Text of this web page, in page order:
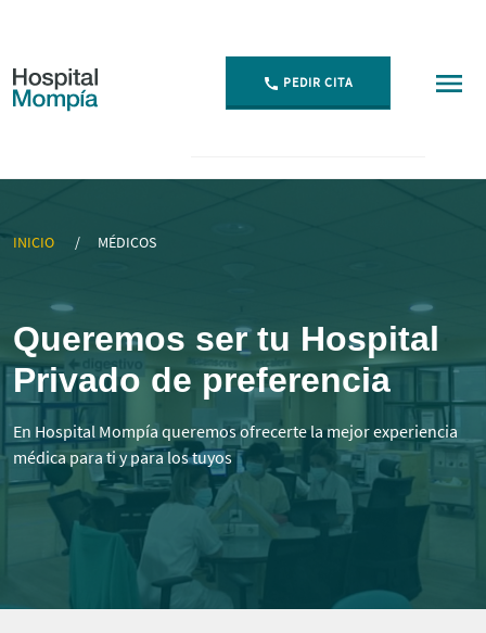
PEDIR CITA
INICIO MÉDICOS
Queremos ser tu Hospital
Privado de preferencia
En Hospital Mompía queremos ofrecerte la mejor experiencia
médica para ti y para los tuyos